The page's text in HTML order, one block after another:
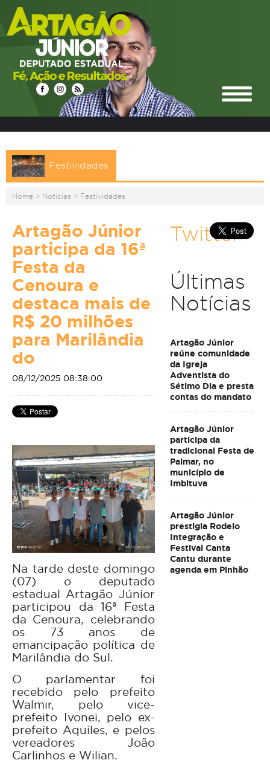
Festividades
Home > Notícias > Festividades
Artagão Júnior
participa da 16ª
Festa da
Cenoura e
destaca mais de
R$ 20 milhões
para Marilândia
do
08/12/2025 08:38:00
Na tarde deste domingo
(07) o deputado
estadual Artagão Júnior
participou da 16ª Festa
da Cenoura, celebrando
os 73 anos de
emancipação política de
Marilândia do Sul.
O parlamentar foi
recebido pelo prefeito
Walmir, pelo vice-
prefeito Ivonei, pelo ex-
prefeito Aquiles, e pelos
vereadores João
Carlinhos e Wilian.
Twitter
Últimas
Notícias
Artagão Júnior
reúne comunidade
da Igreja
Adventista do
Sétimo Dia e presta
contas do mandato
Artagão Júnior
participa da
tradicional Festa de
Palmar, no
município de
Imbituva
Artagão Júnior
prestigia Rodeio
Integração e
Festival Canta
Cantu durante
agenda em Pinhão